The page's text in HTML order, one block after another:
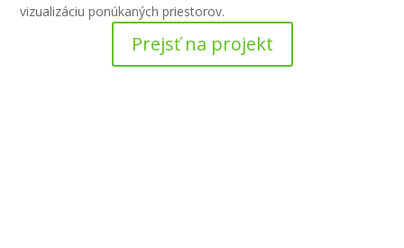
vizualizáciu ponúkaných priestorov.
Prejsť na projekt